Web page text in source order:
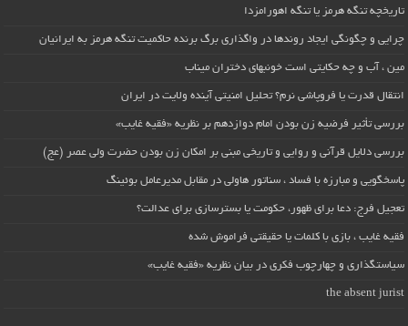
تاریخچه تنگه هرمز یا تنگه اهورامزدا
چرایی و چگونگی ایجاد روندها در واگذاری برگ برنده حاکمیت تنگه هرمز به ایرانیان
مین ، آب و چه حکایتی است خونبهای دختران میناب
انتقال قدرت یا فروپاشی نرم؟ تحلیل امنیتی آینده ولایت در ایران
بررسی تأثیر فرضیه زن بودن امام دوازدهم بر نظریه «فقیه غایب»
بررسی دلایل قرآنی و روایی و تاریخی مبنی بر امکان زن بودن حضرت ولی عصر (عج)
پاسخگویی و مبارزه با فساد ، سناتور هاولی در مقابل مدیرعامل بوئینگ
تعجیل فرج: دعا برای ظهور، حکومت یا بسترسازی برای عدالت؟
فقیه غایب ، بازی با کلمات یا حقیقتی فراموش شده
سیاستگذاری و چهارچوب فکری در بیان نظریه «فقیه غایب»
the absent jurist